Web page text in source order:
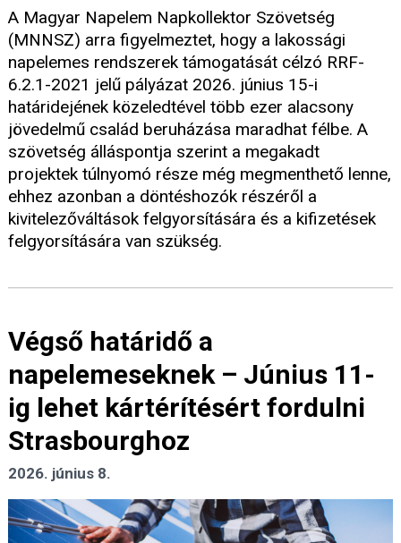
A Magyar Napelem Napkollektor Szövetség
(MNNSZ) arra figyelmeztet, hogy a lakossági
napelemes rendszerek támogatását célzó RRF-
6.2.1-2021 jelű pályázat 2026. június 15-i
határidejének közeledtével több ezer alacsony
jövedelmű család beruházása maradhat félbe. A
szövetség álláspontja szerint a megakadt
projektek túlnyomó része még megmenthető lenne,
ehhez azonban a döntéshozók részéről a
kivitelezőváltások felgyorsítására és a kifizetések
felgyorsítására van szükség.
Végső határidő a
napelemeseknek – Június 11-
ig lehet kártérítésért fordulni
Strasbourghoz
2026. június 8.